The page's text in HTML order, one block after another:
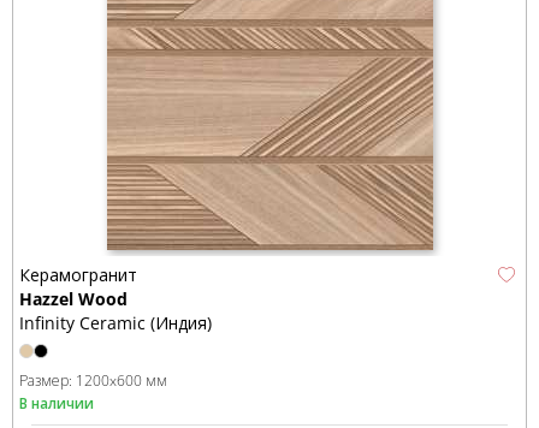
Керамогранит
Hazzel Wood
Infinity Ceramic (Индия)
Размер: 1200x600 мм
В наличии